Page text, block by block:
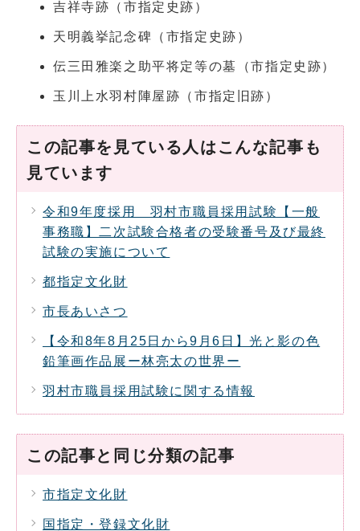
吉祥寺跡（市指定史跡）
天明義挙記念碑（市指定史跡）
伝三田雅楽之助平将定等の墓（市指定史跡）
玉川上水羽村陣屋跡（市指定旧跡）
この記事を見ている人はこんな記事も
見ています
令和9年度採用 羽村市職員採用試験【一般
事務職】二次試験合格者の受験番号及び最終
試験の実施について
都指定文化財
市長あいさつ
【令和8年8月25日から9月6日】光と影の色
鉛筆画作品展ー林亮太の世界ー
羽村市職員採用試験に関する情報
この記事と同じ分類の記事
市指定文化財
国指定・登録文化財